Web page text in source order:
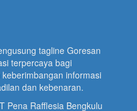
tagline Goresan
terpercaya bagi
informasi
dan kebenaran.
Pena Rafflesia Bengkulu